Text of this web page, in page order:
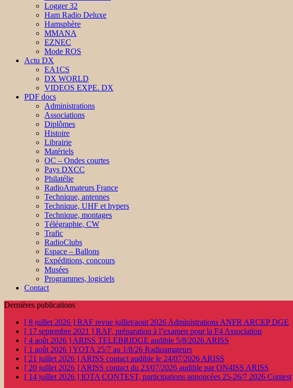
Logger 32
Ham Radio Deluxe
Hamsphère
MMANA
EZNEC
Mode ROS
Actu DX
EA1CS
DX WORLD
VIDEOS EXPE. DX
PDF docs
Administrations
Associations
Diplômes
Histoire
Librairie
Matériels
OC – Ondes courtes
Pays DXCC
Philatélie
RadioAmateurs France
Technique, antennes
Technique, UHF et hypers
Technique, montages
Télégraphie, CW
Trafic
RadioClubs
Espace – Ballons
Expéditions, concours
Musées
Programmes, logiciels
Contact
Dernières publications
[ 8 juillet 2026 ] RAF revue juillet/aout 2026 Administrations ANFR ARCEP DGE
[ 17 septembre 2021 ] RAF, préparation à l’examen pour la F4 Association
[ 4 août 2026 ] ARISS TELEBRIDGE audible 5/8/2026 ARISS
[ 1 août 2026 ]YOTA 25/7 au 1/8/26 Radioamateurs
[ 21 juillet 2026 ] ARISS contact audible le 24/07/2026 ARISS
[ 20 juillet 2026 ] ARISS contact du 23/07/2026 audible par ON4ISS ARISS
[ 14 juillet 2026 ] IOTA CONTEST, participations annoncées 25-26/7 2026 Contest